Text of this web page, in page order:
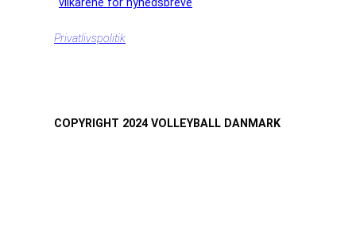
Privatlivspolitik
COPYRIGHT 2024 VOLLEYBALL DANMARK